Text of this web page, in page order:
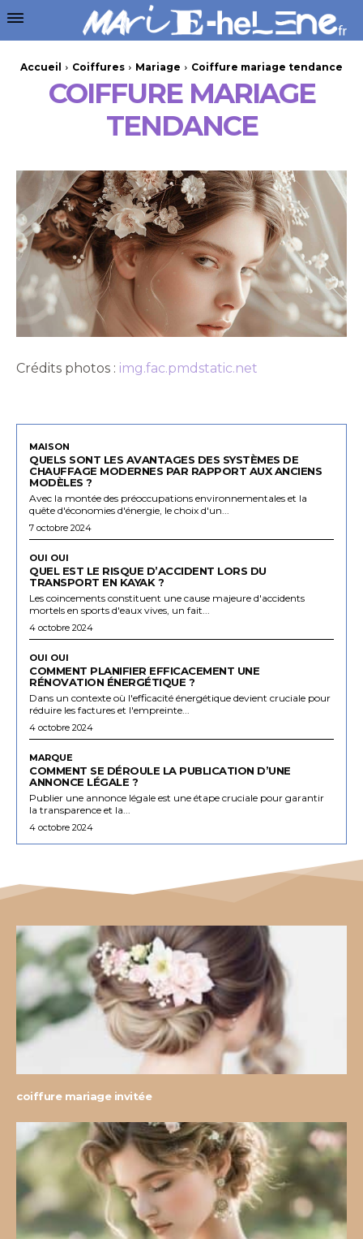
Accueil Coiffures Mariage Coiffure mariage tendance
COIFFURE MARIAGE
TENDANCE
Crédits photos : img.fac.pmdstatic.net
MAISON
QUELS SONT LES AVANTAGES DES SYSTÈMES DE
CHAUFFAGE MODERNES PAR RAPPORT AUX ANCIENS
MODÈLES ?
Avec la montée des préoccupations environnementales et la
quête d'économies d'énergie, le choix d'un...
7 octobre 2024
OUI OUI
QUEL EST LE RISQUE D’ACCIDENT LORS DU
TRANSPORT EN KAYAK ?
Les coincements constituent une cause majeure d'accidents
mortels en sports d'eaux vives, un fait...
4 octobre 2024
OUI OUI
COMMENT PLANIFIER EFFICACEMENT UNE
RÉNOVATION ÉNERGÉTIQUE ?
Dans un contexte où l'efficacité énergétique devient cruciale pour
réduire les factures et l'empreinte...
4 octobre 2024
MARQUE
COMMENT SE DÉROULE LA PUBLICATION D’UNE
ANNONCE LÉGALE ?
Publier une annonce légale est une étape cruciale pour garantir
la transparence et la...
4 octobre 2024
coiffure mariage invitée